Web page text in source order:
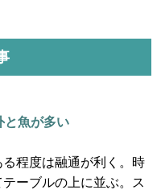
と魚が多い
程度は融通が利く。時
ーブルの上に並ぶ。ス